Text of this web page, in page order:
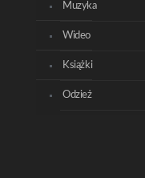
Muzyka
Wideo
Książki
Odzież